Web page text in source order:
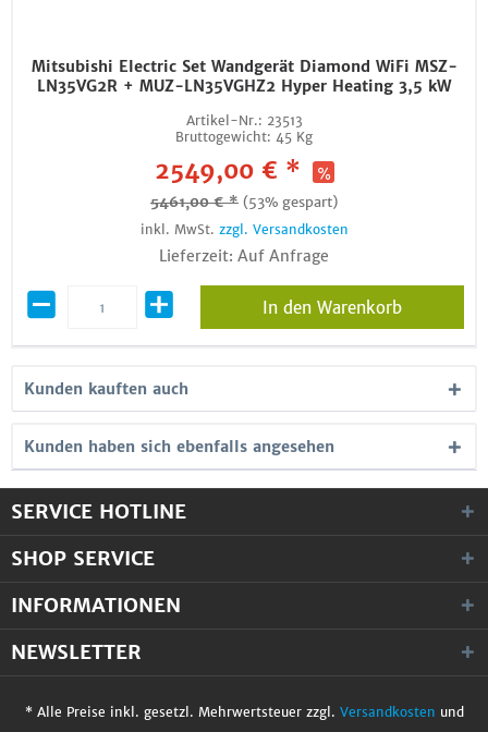
Mitsubishi Electric Set Wandgerät Diamond WiFi MSZ-
LN35VG2R + MUZ-LN35VGHZ2 Hyper Heating 3,5 kW
Artikel-Nr.: 23513
Bruttogewicht: 45 Kg
2549,00 € *
5461,00 € * (53% gespart)
inkl. MwSt. zzgl. Versandkosten
Lieferzeit: Auf Anfrage
In den Warenkorb
Kunden kauften auch
Kunden haben sich ebenfalls angesehen
SERVICE HOTLINE
SHOP SERVICE
INFORMATIONEN
NEWSLETTER
* Alle Preise inkl. gesetzl. Mehrwertsteuer zzgl. Versandkosten und